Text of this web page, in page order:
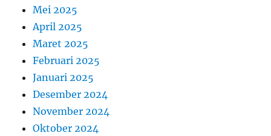
Mei 2025
April 2025
Maret 2025
Februari 2025
Januari 2025
Desember 2024
November 2024
Oktober 2024